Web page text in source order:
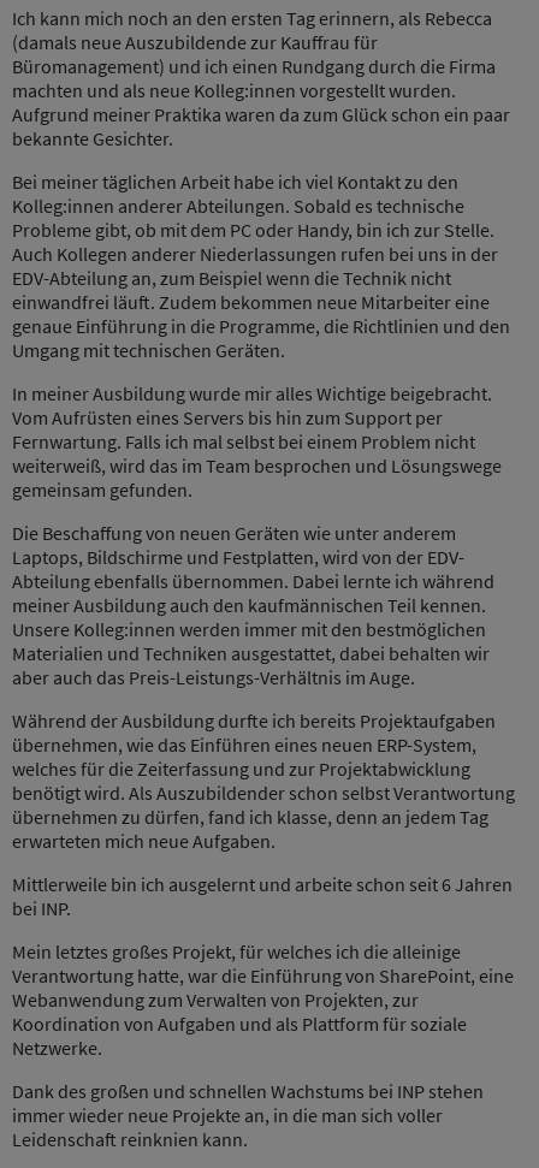
Ich kann mich noch an den ersten Tag erinnern, als Rebecca
(damals neue Auszubildende zur Kauffrau für
Büromanagement) und ich einen Rundgang durch die Firma
machten und als neue Kolleg:innen vorgestellt wurden.
Aufgrund meiner Praktika waren da zum Glück schon ein paar
bekannte Gesichter.
Bei meiner täglichen Arbeit habe ich viel Kontakt zu den
Kolleg:innen anderer Abteilungen. Sobald es technische
Probleme gibt, ob mit dem PC oder Handy, bin ich zur Stelle.
Auch Kollegen anderer Niederlassungen rufen bei uns in der
EDV-Abteilung an, zum Beispiel wenn die Technik nicht
einwandfrei läuft. Zudem bekommen neue Mitarbeiter eine
genaue Einführung in die Programme, die Richtlinien und den
Umgang mit technischen Geräten.
In meiner Ausbildung wurde mir alles Wichtige beigebracht.
Vom Aufrüsten eines Servers bis hin zum Support per
Fernwartung. Falls ich mal selbst bei einem Problem nicht
weiterweiß, wird das im Team besprochen und Lösungswege
gemeinsam gefunden.
Die Beschaffung von neuen Geräten wie unter anderem
Laptops, Bildschirme und Festplatten, wird von der EDV-
Abteilung ebenfalls übernommen. Dabei lernte ich während
meiner Ausbildung auch den kaufmännischen Teil kennen.
Unsere Kolleg:innen werden immer mit den bestmöglichen
Materialien und Techniken ausgestattet, dabei behalten wir
aber auch das Preis-Leistungs-Verhältnis im Auge.
Während der Ausbildung durfte ich bereits Projektaufgaben
übernehmen, wie das Einführen eines neuen ERP-System,
welches für die Zeiterfassung und zur Projektabwicklung
benötigt wird. Als Auszubildender schon selbst Verantwortung
übernehmen zu dürfen, fand ich klasse, denn an jedem Tag
erwarteten mich neue Aufgaben.
Mittlerweile bin ich ausgelernt und arbeite schon seit 6 Jahren
bei INP.
Mein letztes großes Projekt, für welches ich die alleinige
Verantwortung hatte, war die Einführung von SharePoint, eine
Webanwendung zum Verwalten von Projekten, zur
Koordination von Aufgaben und als Plattform für soziale
Netzwerke.
Dank des großen und schnellen Wachstums bei INP stehen
immer wieder neue Projekte an, in die man sich voller
Leidenschaft reinknien kann.